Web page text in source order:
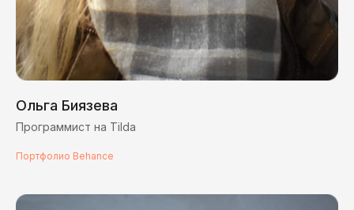
Ольга Биязева
Программист на Tilda
Портфолио Behance